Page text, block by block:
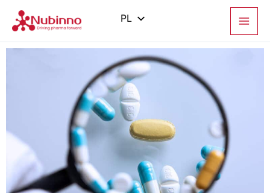
treści
PL
EN
ES
IT
ZH